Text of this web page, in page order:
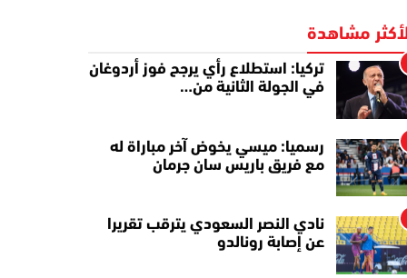
مشاهدة
تركيا: استطلاع رأي يرجح فوز أردوغان
في الجولة الثانية من…
رسميا: ميسي يخوض آخر مباراة له
مع فريق باريس سان جرمان
نادي النصر السعودي يترقب تقريرا
عن إصابة رونالدو